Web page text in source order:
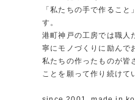
「私たちの手で作るこ
す。
港町神戸の工房では職人
寧にモノづくりに励んで
私たちの作ったものが皆
ことを願って作り続けて